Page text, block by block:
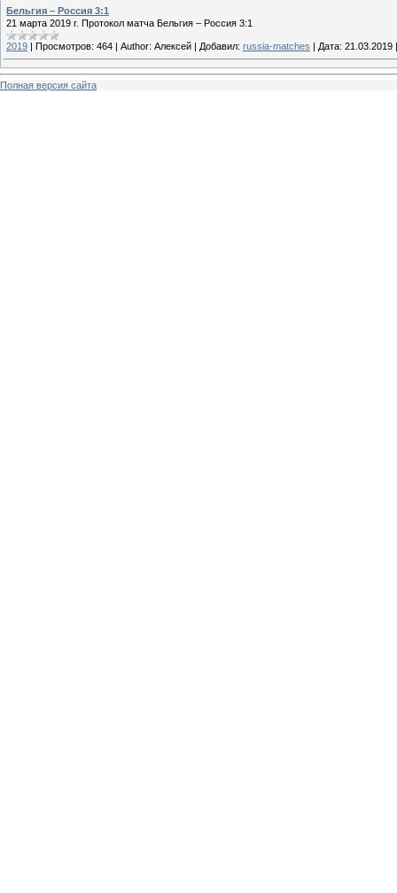
Бельгия – Россия 3:1
21 марта 2019 г. Протокол матча Бельгия – Россия 3:1
2019 | Просмотров: 464 | Author: Алексей | Добавил: russia-matches | Дата: 21.03.2019
Полная версия сайта